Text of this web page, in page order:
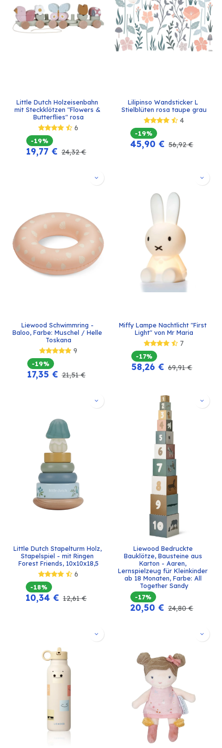
Little Dutch Holzeisenbahn
mit Steckklötzen "Flowers &
Butterflies" rosa
6
-19%
19,77 € 24,32€
Lilipinso Wandsticker L
Stielblüten rosa taupe grau
4
-19%
45,90 € 56,92€
Liewood Schwimmring -
Baloo, Farbe: Muschel / Helle
Toskana
9
-19%
17,35 € 21,51€
Miffy Lampe Nachtlicht "First
Light" von Mr Maria
7
-17%
58,26 € 69,91€
Little Dutch Stapelturm Holz,
Stapelspiel - mit Ringen
Forest Friends, 10x10x18,5
6
-18%
10,34 € 12,61€
Liewood Bedruckte
Bauklötze, Bausteine aus
Karton - Aaren,
Lernspielzeug für Kleinkinder
ab 18 Monaten, Farbe: All
Together Sandy
-17%
20,50 € 24,80€